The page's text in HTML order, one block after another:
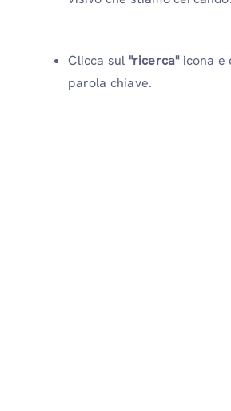
Clicca sul "ricerca"icona e
parola chiave.